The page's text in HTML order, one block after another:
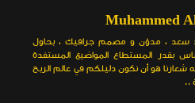
Muhammed
سعد ، مدوّن و مصمم جرافيك ، بحاول
بقدر المستطاع المواضيع المستفدة
شعارنا هو أن نكون دليلكم في عالم الربح
..